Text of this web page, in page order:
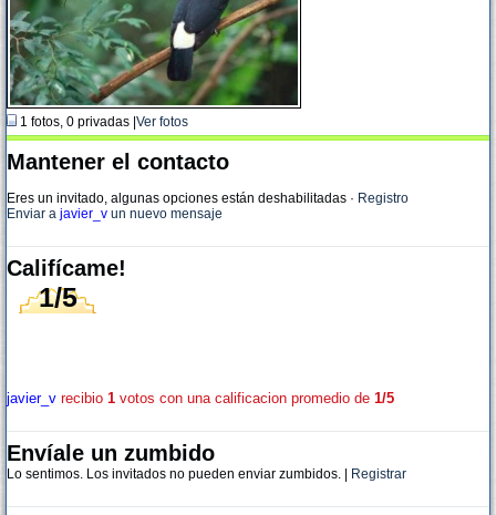
1 fotos, 0 privadas | Ver fotos
Mantener el contacto
Eres un invitado, algunas opciones están deshabilitadas · Registro
Enviar a javier_v un nuevo mensaje
Califícame!
1/5
javier_v recibio 1 votos con una calificacion promedio de 1/5
Envíale un zumbido
Lo sentimos. Los invitados no pueden enviar zumbidos. | Registrar